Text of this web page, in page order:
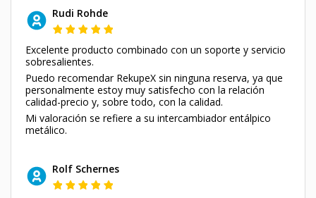
Rudi Rohde
Excelente producto combinado con un soporte y servicio
sobresalientes.
Puedo recomendar RekupeX sin ninguna reserva, ya que
personalmente estoy muy satisfecho con la relación
calidad-precio y, sobre todo, con la calidad.
Mi valoración se refiere a su intercambiador entálpico
metálico.
Rolf Schernes